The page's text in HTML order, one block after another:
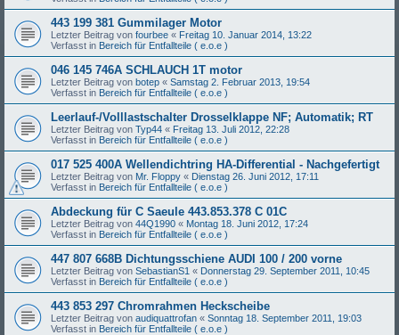
443 199 381 Gummilager Motor
Letzter Beitrag von fourbee « Freitag 10. Januar 2014, 13:22
Verfasst in Bereich für Entfallteile ( e.o.e )
046 145 746A SCHLAUCH 1T motor
Letzter Beitrag von botep « Samstag 2. Februar 2013, 19:54
Verfasst in Bereich für Entfallteile ( e.o.e )
Leerlauf-/Volllastschalter Drosselklappe NF; Automatik; RT
Letzter Beitrag von Typ44 « Freitag 13. Juli 2012, 22:28
Verfasst in Bereich für Entfallteile ( e.o.e )
017 525 400A Wellendichtring HA-Differential - Nachgefertigt
Letzter Beitrag von Mr. Floppy « Dienstag 26. Juni 2012, 17:11
Verfasst in Bereich für Entfallteile ( e.o.e )
Abdeckung für C Saeule 443.853.378 C 01C
Letzter Beitrag von 44Q1990 « Montag 18. Juni 2012, 17:24
Verfasst in Bereich für Entfallteile ( e.o.e )
447 807 668B Dichtungsschiene AUDI 100 / 200 vorne
Letzter Beitrag von SebastianS1 « Donnerstag 29. September 2011, 10:45
Verfasst in Bereich für Entfallteile ( e.o.e )
443 853 297 Chromrahmen Heckscheibe
Letzter Beitrag von audiquattrofan « Sonntag 18. September 2011, 19:03
Verfasst in Bereich für Entfallteile ( e.o.e )